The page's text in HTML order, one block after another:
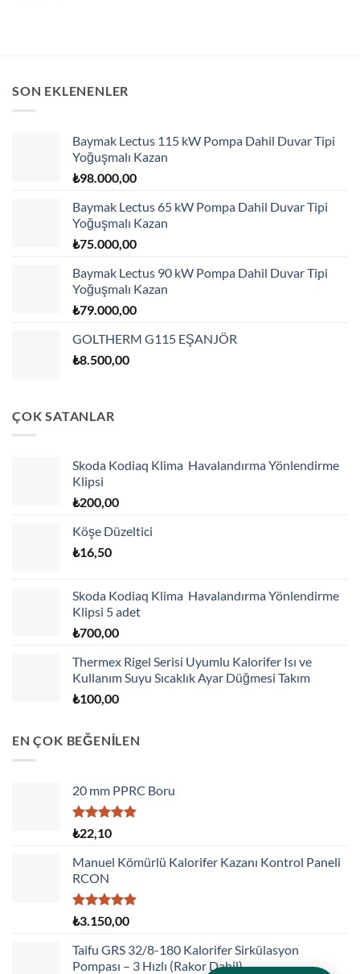
SON EKLENENLER
Baymak Lectus 115 kW Pompa Dahil Duvar Tipi
Yoğuşmalı Kazan
₺98.000,00
Baymak Lectus 65 kW Pompa Dahil Duvar Tipi
Yoğuşmalı Kazan
₺75.000,00
Baymak Lectus 90 kW Pompa Dahil Duvar Tipi
Yoğuşmalı Kazan
₺79.000,00
GOLTHERM G115 EŞANJÖR
₺8.500,00
ÇOK SATANLAR
Skoda Kodiaq Klima Havalandırma Yönlendirme
Klipsi
₺200,00
Köşe Düzeltici
₺16,50
Skoda Kodiaq Klima Havalandırma Yönlendirme
Klipsi 5 adet
₺700,00
Thermex Rigel Serisi Uyumlu Kalorifer Isı ve
Kullanım Suyu Sıcaklık Ayar Düğmesi Takım
₺100,00
EN ÇOK BEĞENİLEN
20 mm PPRC Boru
5 üzerinden
5.00oy
aldı
₺22,10
Manuel Kömürlü Kalorifer Kazanı Kontrol Paneli
RCON
5 üzerinden
oy
aldı
₺3.150,00
Taifu GRS 32/8-180 Kalorifer Sirkülasyon
Pompası – 3 Hızlı (Rakor Dahil)